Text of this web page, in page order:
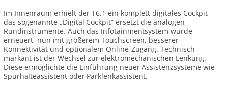
Im Innenraum erhielt der T6.1 ein komplett digitales Cockpit –
das sogenannte „Digital Cockpit“ ersetzt die analogen
Rundinstrumente. Auch das Infotainmentsystem wurde
erneuert, nun mit größerem Touchscreen, besserer
Konnektivität und optionalem Online-Zugang. Technisch
markant ist der Wechsel zur elektromechanischen Lenkung.
Diese ermöglichte die Einführung neuer Assistenzsysteme wie
Spurhalteassistent oder Parklenkassistent.